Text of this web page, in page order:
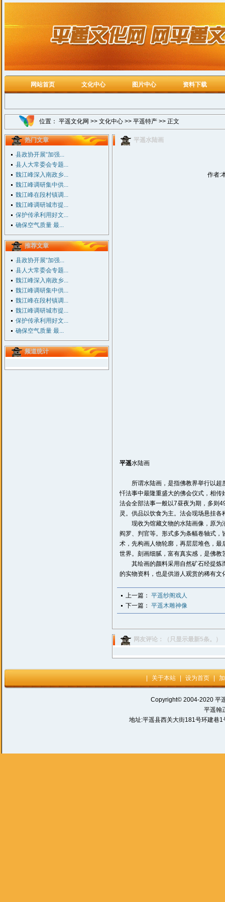
网站首页 文化中心 图片中心 资料下载
位置： 平遥文化网 >> 文化中心 >> 平遥特产 >> 正文
热门文章
县政协开展“加强...
县人大常委会专题...
魏江峰深入南政乡...
魏江峰调研集中供...
魏江峰在段村镇调...
魏江峰调研城市提...
保护传承利用好文...
确保空气质量 最...
推荐文章
县政协开展“加强...
县人大常委会专题...
魏江峰深入南政乡...
魏江峰调研集中供...
魏江峰在段村镇调...
魏江峰调研城市提...
保护传承利用好文...
确保空气质量 最...
频道统计
平遥水陆画
作者:
平遥水陆画
所谓水陆画，是指佛教界举行以超
忏法事中最隆重盛大的佛会仪式，相
法会全部法事一般以7昼夜为期，多则
灵。供品以饮食为主。法会现场悬挂各
现收为馆藏文物的水陆画像，原为沿
阎罗、判官等。形式多为条幅卷轴式
术，先构画人物轮廓，再层层堆色，
世界。刻画细腻，富有真实感，是佛教
其绘画的颜料采用自然矿石经提炼
的实物资料，也是供游人观赏的稀有文
上一篇： 平遥纱阁戏人
下一篇： 平遥木雕神像
网友评论：（只显示最新5条。）
关于本站 设为首页
Copyright© 2004-2020 平
平遥翰
地址:平遥县西关大街181号环建